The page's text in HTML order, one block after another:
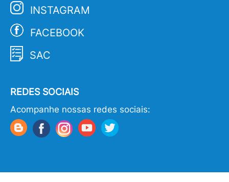
INSTAGRAM
FACEBOOK
SAC
REDES SOCIAIS
Acompanhe nossas redes sociais: